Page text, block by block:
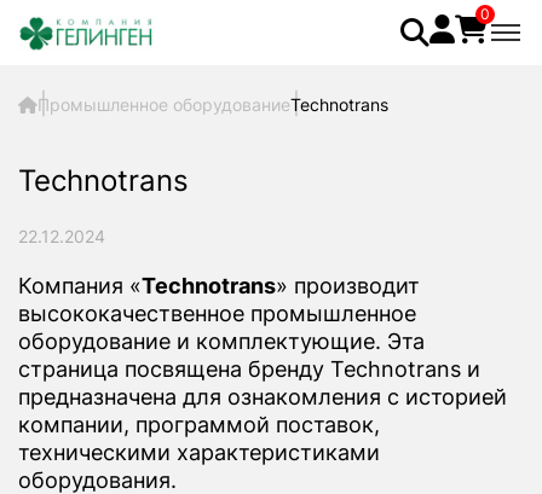
0
Промышленное оборудованиеTechnotrans
Technotrans
22.12.2024
Компания «Technotrans» производит
высококачественное промышленное
оборудование и комплектующие. Эта
страница посвящена бренду Technotrans и
предназначена для ознакомления с историей
компании, программой поставок,
техническими характеристиками
оборудования.